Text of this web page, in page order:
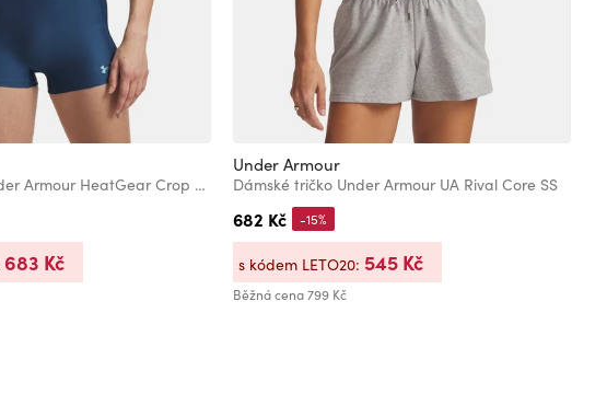
Dámské tričko Under Armour HeatGear Crop Mock SS
683 Kč
Under Armour
Dámské tričko Under Armour UA Rival Core SS
682 Kč
Běžná cena799 Kč
-15%
s kódem LETO20: 545 Kč